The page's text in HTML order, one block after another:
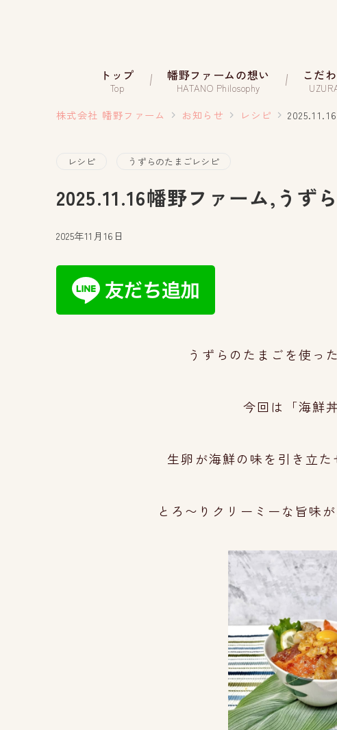
トップ
Top
幡野ファームの想い
HATANO Philosophy
こだ
株式会社 幡野ファーム お知らせ レシピ
レシピ うずらのたまごレシピ
2025.11.16幡野ファーム,うず
2025年11月16日
うずらのたまごを使っ
今回は「海鮮
生卵が海鮮の味を引き立た
とろ〜りクリーミーな旨味